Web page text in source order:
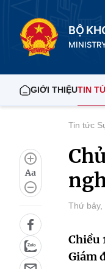
BỘ
GIỚI THIỆUTIN
Aa
Tin tức
Thứ bảy,
Chiều
Giám